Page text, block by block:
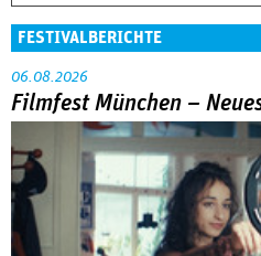
FESTIVALBERICHTE
06.08.2026
Filmfest München –